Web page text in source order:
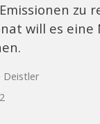
zu
will es eine
Deistler